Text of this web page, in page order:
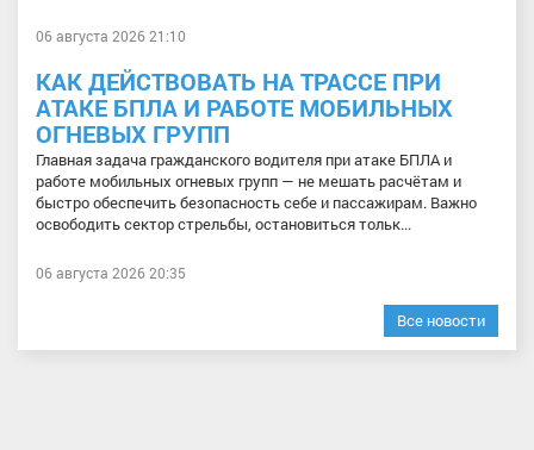
06 августа 2026 21:10
КАК ДЕЙСТВОВАТЬ НА ТРАССЕ ПРИ
АТАКЕ БПЛА И РАБОТЕ МОБИЛЬНЫХ
ОГНЕВЫХ ГРУПП
Главная задача гражданского водителя при атаке БПЛА и
работе мобильных огневых групп — не мешать расчётам и
быстро обеспечить безопасность себе и пассажирам. Важно
освободить сектор стрельбы, остановиться тольк...
06 августа 2026 20:35
Все новости